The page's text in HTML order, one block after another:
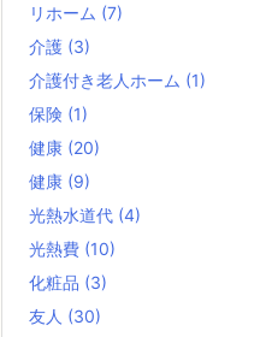
リホーム (7)
介護 (3)
介護付き老人ホーム (1)
保険 (1)
健康 (20)
健康 (9)
光熱水道代 (4)
光熱費 (10)
化粧品 (3)
友人 (30)